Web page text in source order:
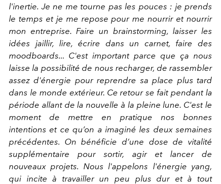
l'inertie. Je ne me tourne pas les pouces : je prends
le temps et je me repose pour me nourrir et nourrir
mon entreprise. Faire un brainstorming, laisser les
idées jaillir, lire, écrire dans un carnet, faire des
moodboards... C'est important parce que ça nous
laisse la possibilité de nous recharger, de rassembler
assez d'énergie pour reprendre sa place plus tard
dans le monde extérieur. Ce retour se fait pendant la
période allant de la nouvelle à la pleine lune. C'est le
moment de mettre en pratique nos bonnes
intentions et ce qu’on a imaginé les deux semaines
précédentes. On bénéficie d’une dose de vitalité
supplémentaire pour sortir, agir et lancer de
nouveaux projets. Nous l'appelons l'énergie yang,
qui incite à travailler un peu plus dur et à tout